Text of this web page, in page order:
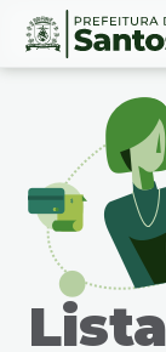
Ir
Conteúdo